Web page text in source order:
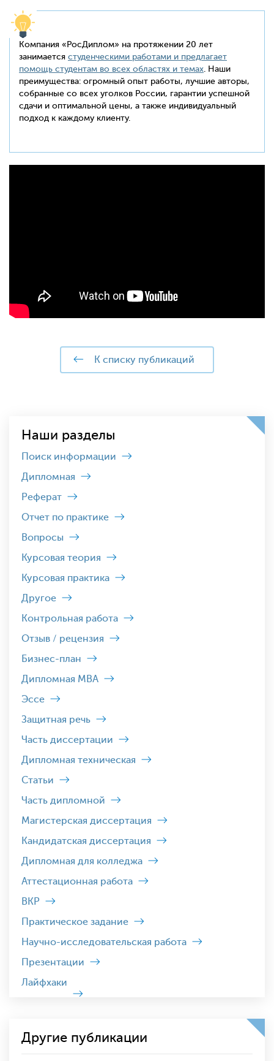
Компания «РосДиплом» на протяжении 20 лет
занимается студенческими работами и предлагает
помощь студентам во всех областях и темах . Наши
преимущества: огромный опыт работы, лучшие авторы,
собранные со всех уголков России, гарантии успешной
сдачи и оптимальной цены, а также индивидуальный
подход к каждому клиенту.
к списку публикаций
Наши разделы
Поиск информации
Дипломная
Реферат
Отчет по практике
Вопросы
Курсовая теория
Курсовая практика
Другое
Контрольная работа
Отзыв / рецензия
Бизнес-план
Дипломная MBA
Эссе
Защитная речь
Часть диссертации
Дипломная техническая
Статьи
Часть дипломной
Магистерская диссертация
Кандидатская диссертация
Дипломная для колледжа
Аттестационная работа
ВКР
Практическое задание
Научно-исследовательская работа
Презентации
Лайфхаки
Другие публикации